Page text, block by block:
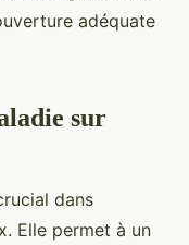
adéquate
sur
dans
Elle permet à un